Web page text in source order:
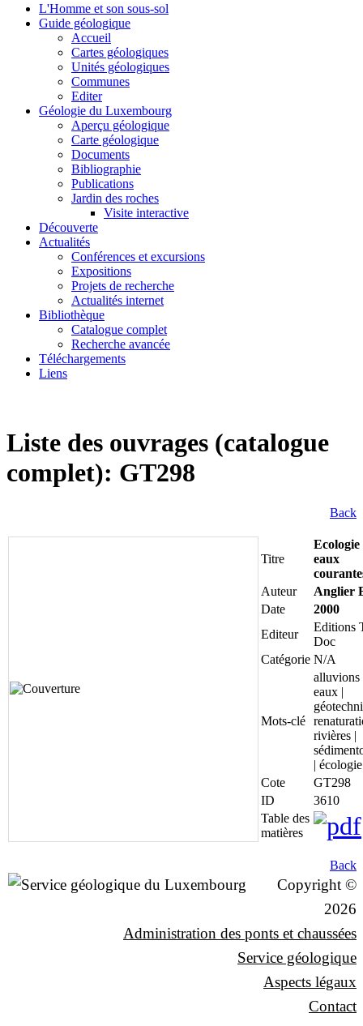
L'Homme et son sous-sol
Guide géologique
Accueil
Cartes géologiques
Unités géologiques
Communes
Editer
Géologie du Luxembourg
Aperçu géologique
Carte géologique
Documents
Bibliographie
Publications
Jardin des roches
Visite interactive
Découverte
Actualités
Conférences et excursions
Expositions
Projets de recherche
Actualités internet
Bibliothèque
Catalogue complet
Recherche avancée
Téléchargements
Liens
Liste des ouvrages (catalogue
complet): GT298
Back
Titre
Ecologie
eaux
Auteur
Anglier
Date
2000
Editeur
Editions
Doc
Catégorie N/A
Mots-clé
alluvions
eaux |
rivières |
| écologie
Cote
GT298
ID
3610
Table des
matières
Back
Copyright ©
2026
Administration des ponts et chaussées
Service géologique
Aspects légaux
Contact